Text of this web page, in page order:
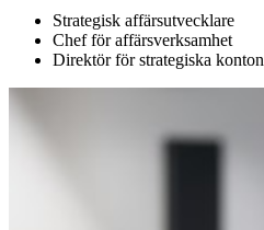
Strategisk affärsutvecklare
Chef för affärsverksamhet
Direktör för strategiska konton